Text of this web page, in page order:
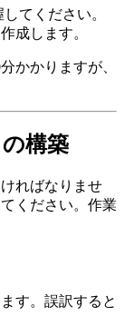
てください。
成します。
かかりますが、
構築
ればなりませ
ください。作業
す。誤訳すると